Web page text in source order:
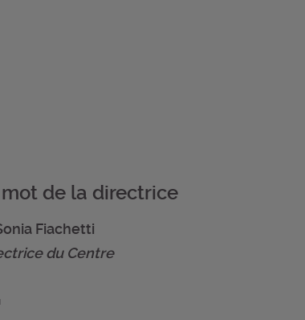
mot de la directrice
Fiachetti
du Centre